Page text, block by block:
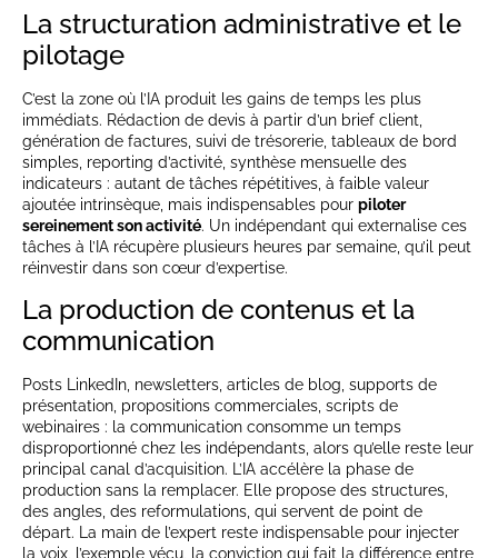
La structuration administrative et le
pilotage
C’est la zone où l’IA produit les gains de temps les plus
immédiats. Rédaction de devis à partir d’un brief client,
génération de factures, suivi de trésorerie, tableaux de bord
simples, reporting d’activité, synthèse mensuelle des
indicateurs : autant de tâches répétitives, à faible valeur
ajoutée intrinsèque, mais indispensables pour piloter
sereinement son activité. Un indépendant qui externalise ces
tâches à l’IA récupère plusieurs heures par semaine, qu’il peut
réinvestir dans son cœur d’expertise.
La production de contenus et la
communication
Posts LinkedIn, newsletters, articles de blog, supports de
présentation, propositions commerciales, scripts de
webinaires : la communication consomme un temps
disproportionné chez les indépendants, alors qu’elle reste leur
principal canal d’acquisition. L’IA accélère la phase de
production sans la remplacer. Elle propose des structures,
des angles, des reformulations, qui servent de point de
départ. La main de l’expert reste indispensable pour injecter
la voix, l’exemple vécu, la conviction qui fait la différence entre